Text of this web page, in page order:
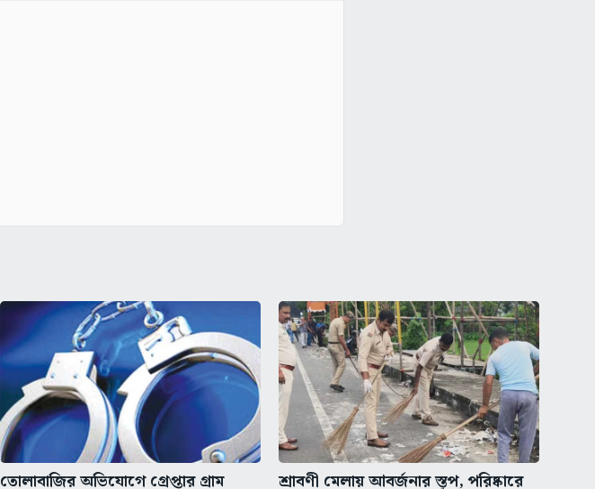
তোলাবাজির অভিযোগে গ্রেপ্তার গ্রাম শ্রাবণী মেলায় আবর্জনার স্তূপ, পরিষ্কারে